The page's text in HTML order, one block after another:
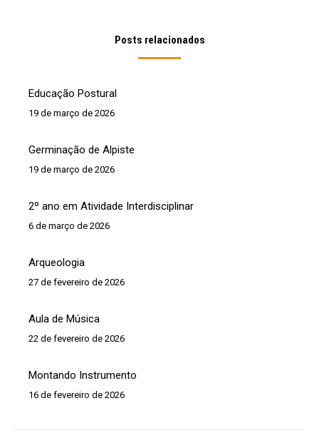
Posts relacionados
Educação Postural
19 de março de 2026
Germinação de Alpiste
19 de março de 2026
2º ano em Atividade Interdisciplinar
6 de março de 2026
Arqueologia
27 de fevereiro de 2026
Aula de Música
22 de fevereiro de 2026
Montando Instrumento
16 de fevereiro de 2026